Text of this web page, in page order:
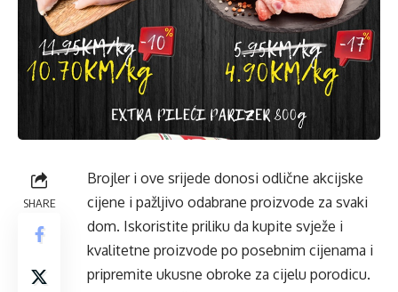
SHARE
Brojler i ove srijede donosi odlične akcijske
cijene i pažljivo odabrane proizvode za svaki
dom. Iskoristite priliku da kupite svježe i
kvalitetne proizvode po posebnim cijenama i
pripremite ukusne obroke za cijelu porodicu.